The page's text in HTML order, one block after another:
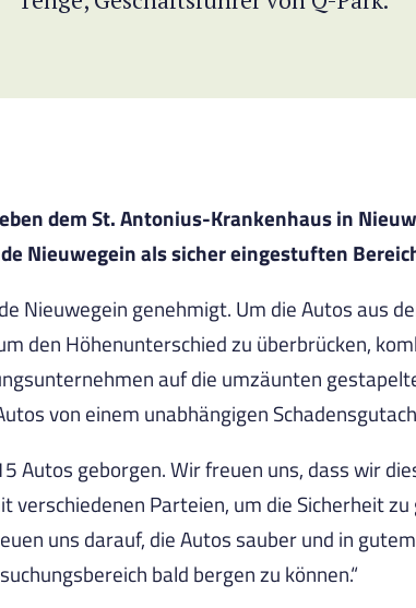
dem St. Antonius-Krankenhaus in
Nieuwegein als sicher eingestuften
Nieuwegein genehmigt. Um die Autos aus
den Höhenunterschied zu überbrücken,
auf die umzäunten
von einem unabhängigen
Autos geborgen. Wir freuen uns, dass wir
Parteien, um die Sicherheit
uns darauf, die Autos sauber und in
bald bergen zu können.“